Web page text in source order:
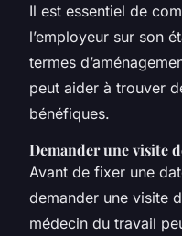
Il est essentiel de
l’employeur sur son
termes
peut aider à trouver
bénéfiques.
Demander une visite
Avant de fixer une
demander une visite
médecin du travail